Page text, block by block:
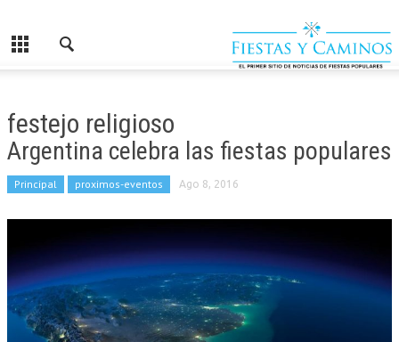
festejo religioso
Argentina celebra las fiestas populares
Principal proximos-eventos Ago 8, 2016